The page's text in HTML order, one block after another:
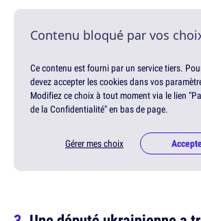
Contenu bloqué par vos
Ce contenu est fourni par un service tiers.
devez accepter les cookies dans vos
Modifiez ce choix à tout moment via le lien
de la Confidentialité" en bas de page.
Gérer mes choix